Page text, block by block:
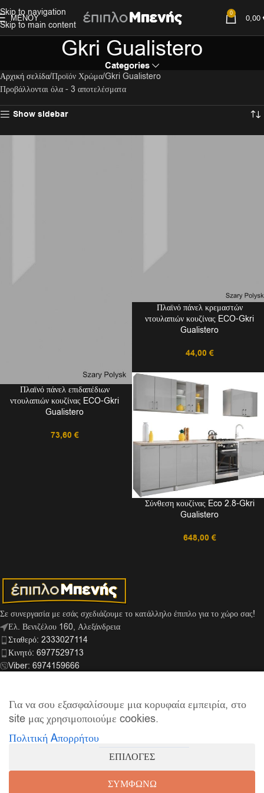
Skip to navigation
Skip to main content
ΜΕΝΟΎ 0 0,00
Gkri Gualistero
Categories
Αρχική σελίδα Προϊόν Χρώμα Gkri Gualistero
Προβάλλονται όλα - 3 αποτελέσματα
Show sidebar
Πλαϊνό πάνελ επιδαπέδιων
ντουλαπιών κουζίνας ECO-Gkri
Gualistero
73,60 €
Πλαϊνό πάνελ κρεμαστών
ντουλαπιών κουζίνας ECO-Gkri
Gualistero
44,00 €
Σύνθεση κουζίνας Eco 2.8-Gkri
Gualistero
648,00 €
Σε συνεργασία με εσάς σχεδιάζουμε το κατάλληλο έπιπλο για το χώρο σας!
Ελ. Βενιζέλου 160, Αλεξάνδρεια
Σταθερό: 2333027114
Κινητό: 6977529713
Viber: 6974159666
ΣΎΝΔΕΣΜΟΙ
ΠΛΗΡΟΦΟΡΊΕΣ
Έπιπλο Μπενής| Supported by
Για να σου εξασφαλίσουμε μια κορυφαία εμπειρία, στο
site μας χρησιμοποιούμε cookies.
Πολιτική Aπορρήτου
ΕΠΙΛΟΓΕΣ
ΣΥΜΦΩΝΩ